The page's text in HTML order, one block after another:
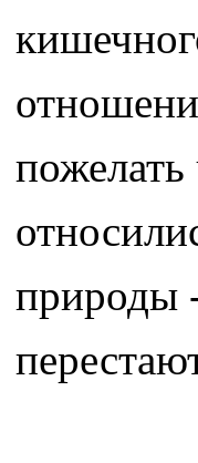
природы